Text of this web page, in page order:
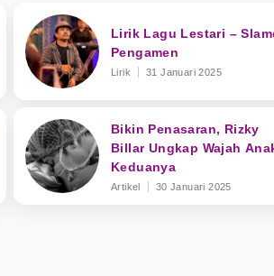
Lirik Lagu Lestari –
Pengamen
Lirik 31 Januari 2025
Bikin Penasaran, Rizky
Billar Ungkap Wajah
Keduanya
Artikel 30 Januari 2025